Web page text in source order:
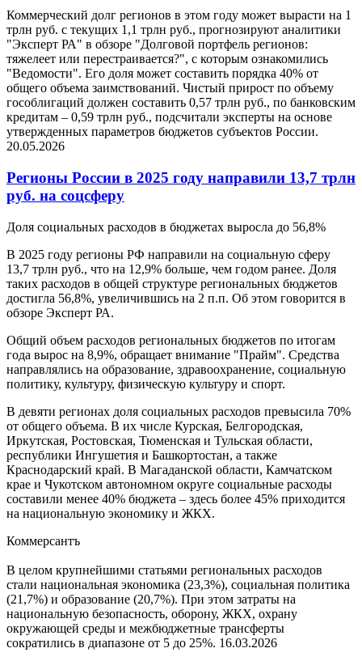
Коммерческий долг регионов в этом году может вырасти на 1
трлн руб. с текущих 1,1 трлн руб., прогнозируют аналитики
"Эксперт РА" в обзоре "Долговой портфель регионов:
тяжелеет или перестраивается?", с которым ознакомились
"Ведомости". Его доля может составить порядка 40% от
общего объема заимствований. Чистый прирост по объему
гособлигаций должен составить 0,57 трлн руб., по банковским
кредитам – 0,59 трлн руб., подсчитали эксперты на основе
утвержденных параметров бюджетов субъектов России.
20.05.2026
Регионы России в 2025 году направили 13,7 трлн
руб. на соцсферу
Доля социальных расходов в бюджетах выросла до 56,8%
В 2025 году регионы РФ направили на социальную сферу
13,7 трлн руб., что на 12,9% больше, чем годом ранее. Доля
таких расходов в общей структуре региональных бюджетов
достигла 56,8%, увеличившись на 2 п.п. Об этом говорится в
обзоре Эксперт РА.
Общий объем расходов региональных бюджетов по итогам
года вырос на 8,9%, обращает внимание "Прайм". Средства
направлялись на образование, здравоохранение, социальную
политику, культуру, физическую культуру и спорт.
В девяти регионах доля социальных расходов превысила 70%
от общего объема. В их числе Курская, Белгородская,
Иркутская, Ростовская, Тюменская и Тульская области,
республики Ингушетия и Башкортостан, а также
Краснодарский край. В Магаданской области, Камчатском
крае и Чукотском автономном округе социальные расходы
составили менее 40% бюджета – здесь более 45% приходится
на национальную экономику и ЖКХ.
Коммерсантъ
В целом крупнейшими статьями региональных расходов
стали национальная экономика (23,3%), социальная политика
(21,7%) и образование (20,7%). При этом затраты на
национальную безопасность, оборону, ЖКХ, охрану
окружающей среды и межбюджетные трансферты
сократились в диапазоне от 5 до 25%. 16.03.2026